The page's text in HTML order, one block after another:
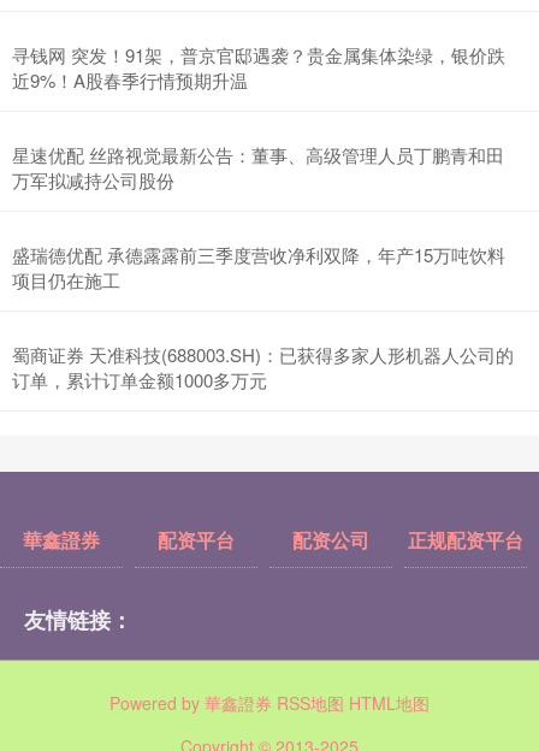
寻钱网 突发！91架，普京官邸遇袭？贵金属集体染绿，银价跌
近9%！A股春季行情预期升温
星速优配 丝路视觉最新公告：董事、高级管理人员丁鹏青和田
万军拟减持公司股份
盛瑞德优配 承德露露前三季度营收净利双降，年产15万吨饮料
项目仍在施工
蜀商证券 天准科技(688003.SH)：已获得多家人形机器人公司的
订单，累计订单金额1000多万元
華鑫證券 配资平台 配资公司 正规配资平台
友情链接：
Powered by 華鑫證券 RSS地图 HTML地图